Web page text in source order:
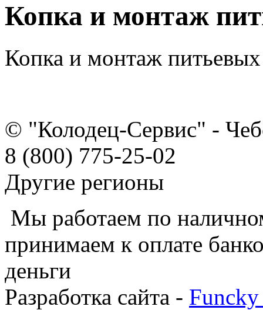
Копка и монтаж
Копка и монтаж питьевых
© "Колодец-Сервис" -
8 (800) 775-25-02
Другие регионы
Мы работаем по
принимаем к оплате
деньги
Разработка сайта -